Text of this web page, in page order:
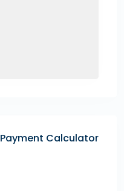
Payment Calculator